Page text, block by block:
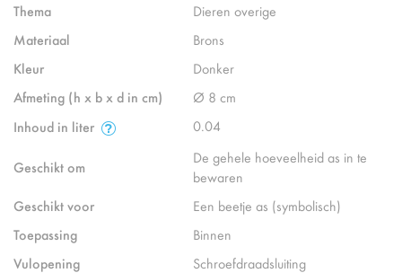
Thema
Dieren overige
Materiaal
Brons
Kleur
Donker
Afmeting (h x b x d in cm)
Ø 8 cm
Inhoud in liter
0.04
Geschikt om
De gehele hoeveelheid as in te
bewaren
Geschikt voor
Een beetje as (symbolisch)
Toepassing
Binnen
Vulopening
Schroefdraadsluiting